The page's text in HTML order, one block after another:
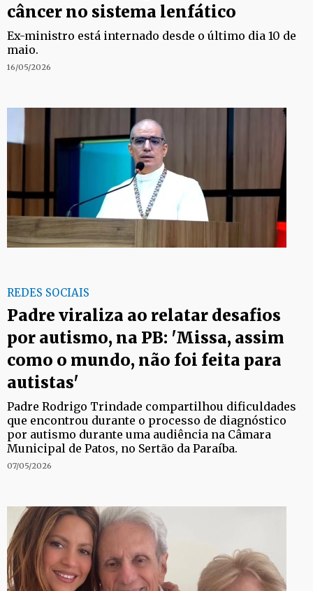
câncer no sistema lenfático
Ex-ministro está internado desde o último dia 10 de
maio.
16/05/2026
REDES SOCIAIS
Padre viraliza ao relatar desafios
por autismo, na PB: 'Missa, assim
como o mundo, não foi feita para
autistas'
Padre Rodrigo Trindade compartilhou dificuldades
que encontrou durante o processo de diagnóstico
por autismo durante uma audiência na Câmara
Municipal de Patos, no Sertão da Paraíba.
07/05/2026